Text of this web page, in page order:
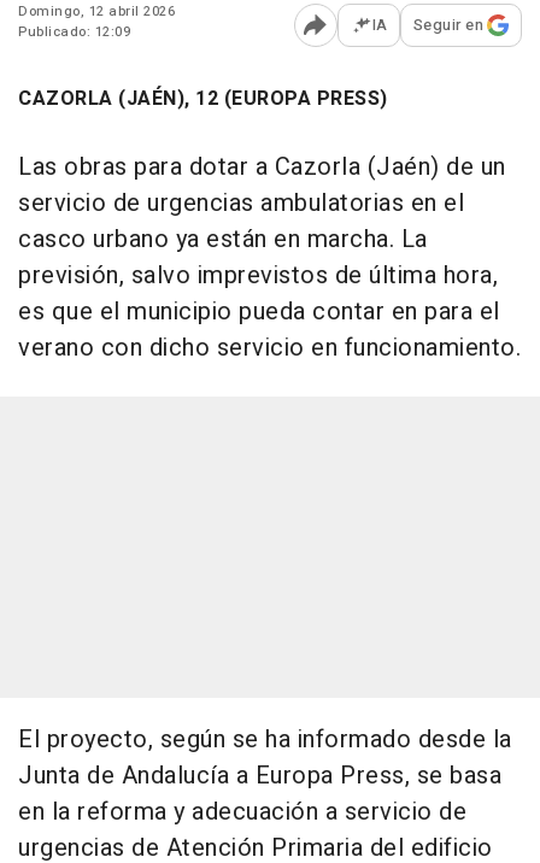
Domingo, 12 abril 2026
Publicado: 12:09
Abrir opciones para
IA Seguir en
CAZORLA (JAÉN), 12 (EUROPA PRESS)
Las obras para dotar a Cazorla (Jaén) de un
servicio de urgencias ambulatorias en el
casco urbano ya están en marcha. La
previsión, salvo imprevistos de última hora,
es que el municipio pueda contar en para el
verano con dicho servicio en funcionamiento.
El proyecto, según se ha informado desde la
Junta de Andalucía a Europa Press, se basa
en la reforma y adecuación a servicio de
urgencias de Atención Primaria del edificio